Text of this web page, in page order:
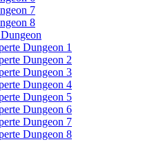
7
8
Dungeon 1
Dungeon 2
Dungeon 3
Dungeon 4
Dungeon 5
Dungeon 6
Dungeon 7
Dungeon 8